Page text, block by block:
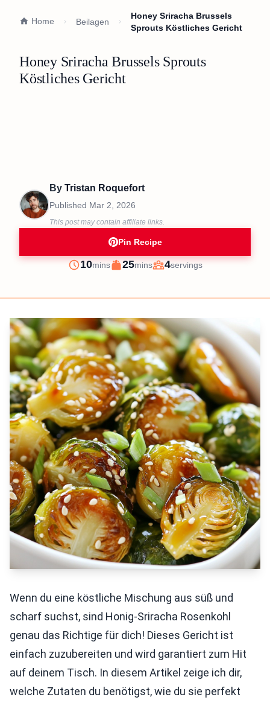
Home Beilagen
Honey Sriracha Brussels
Sprouts Köstliches Gericht
Honey Sriracha Brussels Sprouts
Köstliches Gericht
By Tristan Roquefort
Published Mar 2, 2026
This post may contain affiliate links.
Pin Recipe
Prep
10minutes
mins
Cook
25minutes
mins
Servings
4servings
Wenn du eine köstliche Mischung aus süß und
scharf suchst, sind Honig-Sriracha Rosenkohl
genau das Richtige für dich! Dieses Gericht ist
einfach zuzubereiten und wird garantiert zum Hit
auf deinem Tisch. In diesem Artikel zeige ich dir,
welche Zutaten du benötigst, wie du sie perfekt